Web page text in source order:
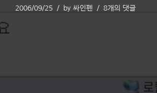
2006/09/25 by 싸인펜 8개의 댓글